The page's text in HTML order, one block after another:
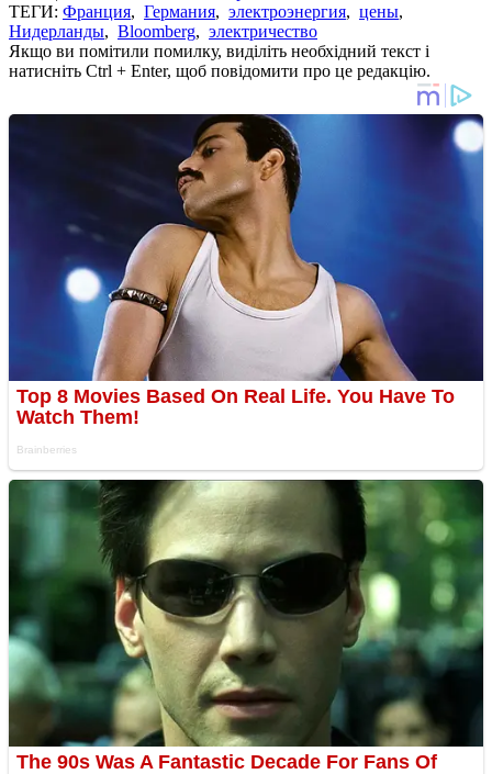
ТЕГИ: Франция, Германия, электроэнергия, цены,
Нидерланды, Bloomberg, электричество
Якщо ви помітили помилку, виділіть необхідний текст і
натисніть Ctrl + Enter, щоб повідомити про це редакцію.